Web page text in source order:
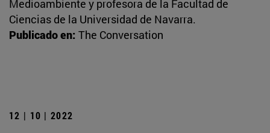
Medioambiente y profesora de la Facultad de
Ciencias de la Universidad de Navarra.
Publicado en: The Conversation
12 | 10 | 2022